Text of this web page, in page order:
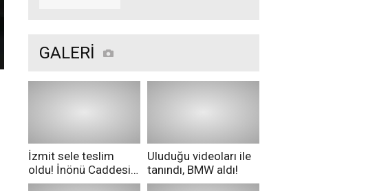
GALERİ
İzmit sele teslim
oldu! İnönü Caddesi
göle döndü!
Uluduğu videoları ile
tanındı, BMW aldı!